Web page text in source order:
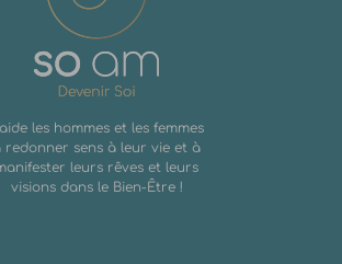
les hommes et les femmes
redonner sens à leur vie et à
leurs rêves et leurs
visions dans le Bien-Être !